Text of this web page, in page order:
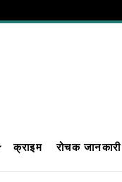
क्राइम रोचक जानकारी